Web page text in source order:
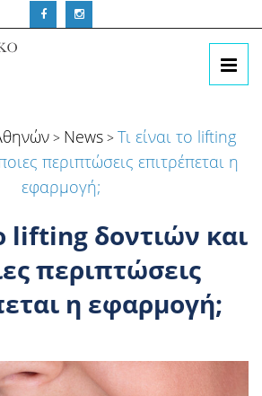
> News > Τι είναι το lifting
περιπτώσεις επιτρέπεται η
εφαρμογή;
lifting δοντιών και
περιπτώσεις
η εφαρμογή;